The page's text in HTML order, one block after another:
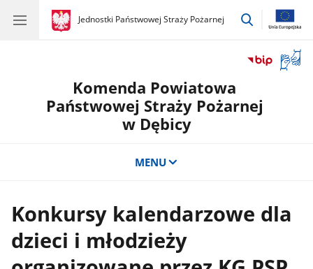
gov.pl
Jednostki Państwowej Straży Pożarnej
gov.pl
Jednostki
przejdź
okno
Komenda Powiatowa
Państwowej Straży Pożarnej
w Dębicy
MENU
Konkursy kalendarzowe dla
dzieci i młodzieży